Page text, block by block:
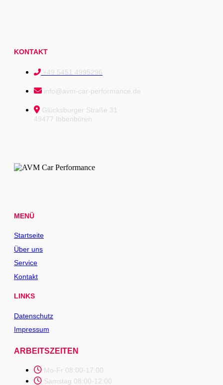
KONTAKT
+49 5451 4995296
info@avm-car-performance.de
Glücksburger Straße 31
49477 Ibbenbüren
MENÜ
Startseite
Über uns
Service
Kontakt
LINKS
Datenschutz
Impressum
ARBEITSZEITEN
Mo-Fr 08:00-17:00
Samstag 08:00-12:00